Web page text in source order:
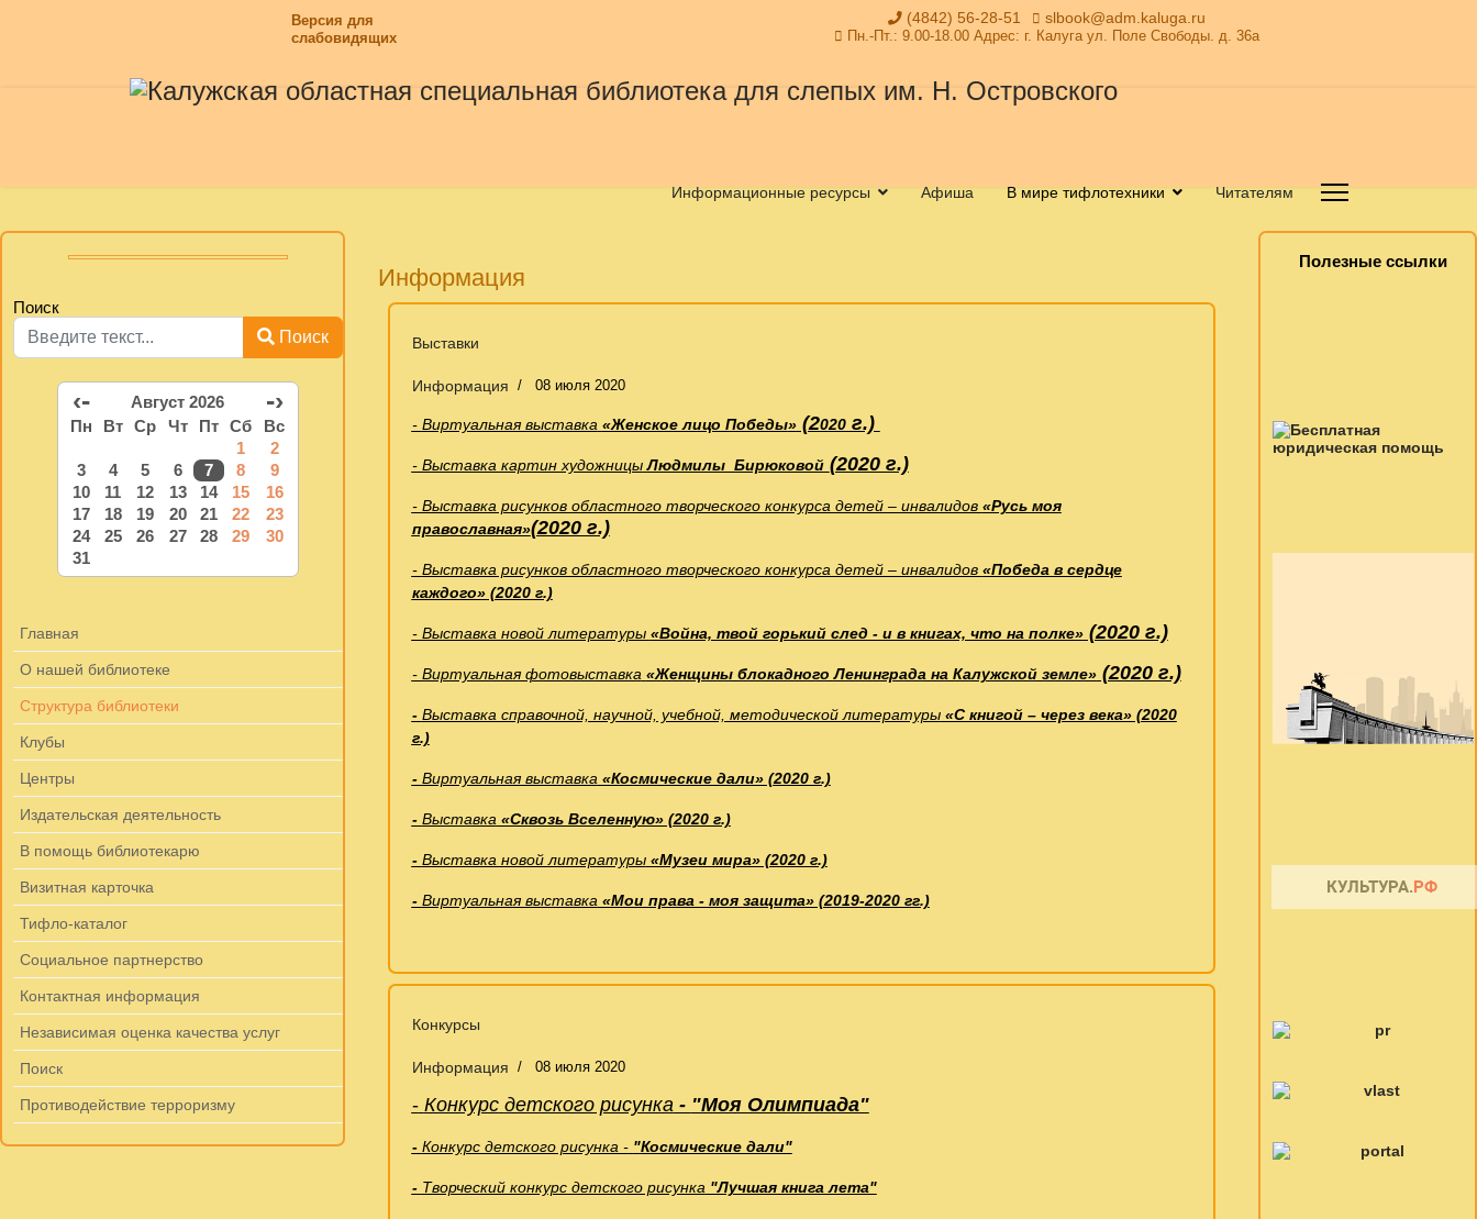
Версия для
слабовидящих
(4842) 56-28-51 slbook@adm.kaluga.ru
Пн.-Пт.: 9.00-18.00 Адрес: г. Калуга ул. Поле Свободы. д. 36а
Информационные ресурсы Афиша В мире тифлотехники Читателям
Поиск
Поиск
‹- Август 2026 -›
Пн Вт Ср Чт Пт Сб
Вс
1
2
3
4 5 6 7 8
9
10
11 12 13 14 15
16
17
18 19 20 21 22
23
24
25 26 27 28 29
30
31
Главная
О нашей библиотеке
Структура библиотеки
Клубы
Центры
Издательская деятельность
В помощь библиотекарю
Визитная карточка
Тифло-каталог
Социальное партнерство
Контактная информация
Независимая оценка качества услуг
Поиск
Противодействие терроризму
Информация
Выставки
Информация 08 июля 2020
- Виртуальная выставка «Женское лицо Победы»(2020г.)
- Выставка картин художницы Людмилы Бирюковой (2020 г.)
- Выставка рисунков областного творческого конкурса детей – инвалидов «Русь моя
православная»(2020 г.)
- Выставка рисунков областного творческого конкурса детей – инвалидов «Победа в сердце
каждого» (2020 г.)
- Выставка новой литературы «Война, твой горький след - и в книгах, что на полке»(2020 г.)
- Виртуальная фотовыставка «Женщины блокадного Ленинграда на Калужской земле»(2020 г.)
- Выставка справочной, научной, учебной, методической литературы«С книгой – через века» (2020
г.)
- Виртуальная выставка «Космические дали» (2020 г.)
- Выставка «Сквозь Вселенную» (2020 г.)
- Выставка новой литературы«Музеи мира» (2020 г.)
- Виртуальная выставка «Мои права - моя защита» (2019-2020 гг.)
Конкурсы
Информация 08 июля 2020
- Конкурс детского рисунка - "Моя Олимпиада"
- Конкурс детского рисунка - "Космические дали"
- Творческий конкурс детского рисунка "Лучшая книга лета"
Полезные ссылки